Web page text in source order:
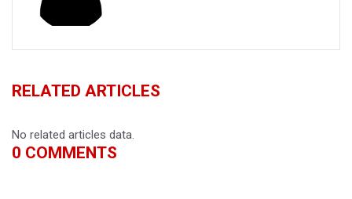
RELATED ARTICLES
No related articles data.
0 COMMENTS